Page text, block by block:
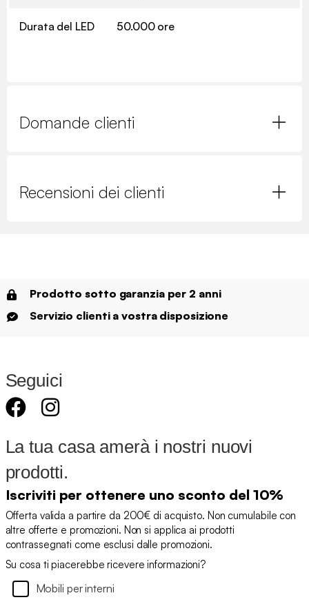
Durata del LED 50.000 ore
Domande clienti
Recensioni dei clienti
Prodotto sotto garanzia per 2 anni
Servizio clienti a vostra disposizione
Seguici
La tua casa amerà i nostri nuovi
prodotti.
Iscriviti per ottenere uno sconto del 10%
Offerta valida a partire da 200€ di acquisto. Non cumulabile con
altre offerte e promozioni. Non si applica ai prodotti
contrassegnati come esclusi dalle promozioni.
Su cosa ti piacerebbe ricevere informazioni?
Mobili per interni